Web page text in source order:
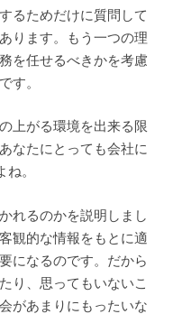
るためだけに質問して
ります。もう一つの理
を任せるべきかを考慮
す。
上がる環境を出来る限
なたにとっても会社に
。
れるのかを説明しまし
観的な情報をもとに適
になるのです。だから
り、思ってもいないこ
があまりにもったいな